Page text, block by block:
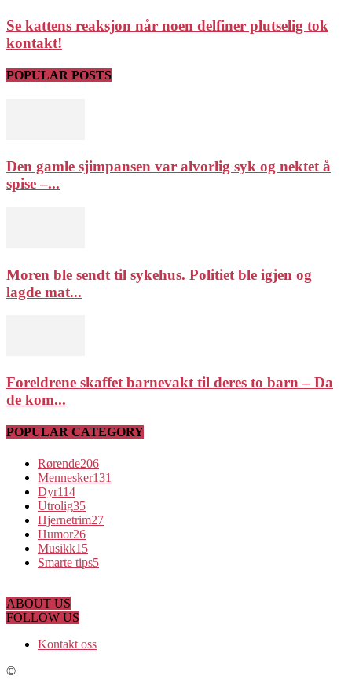
Se kattens reaksjon når noen delfiner plutselig tok
kontakt!
POPULAR POSTS
Den gamle sjimpansen var alvorlig syk og nektet å
spise –...
Moren ble sendt til sykehus. Politiet ble igjen og
lagde mat...
Foreldrene skaffet barnevakt til deres to barn – Da
de kom...
POPULAR CATEGORY
Rørende206
Mennesker131
Dyr114
Utrolig35
Hjernetrim27
Humor26
Musikk15
Smarte tips5
ABOUT US
FOLLOW US
Kontakt oss
©